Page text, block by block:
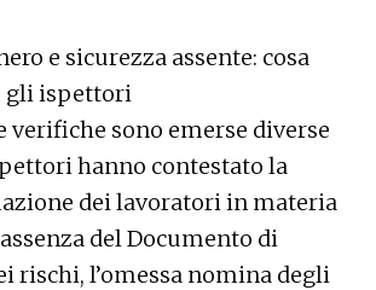
e sicurezza assente: cosa
gli ispettori
verifiche sono emerse diverse
hanno contestato la
dei lavoratori in materia
del Documento di
rischi, l’omessa nomina degli